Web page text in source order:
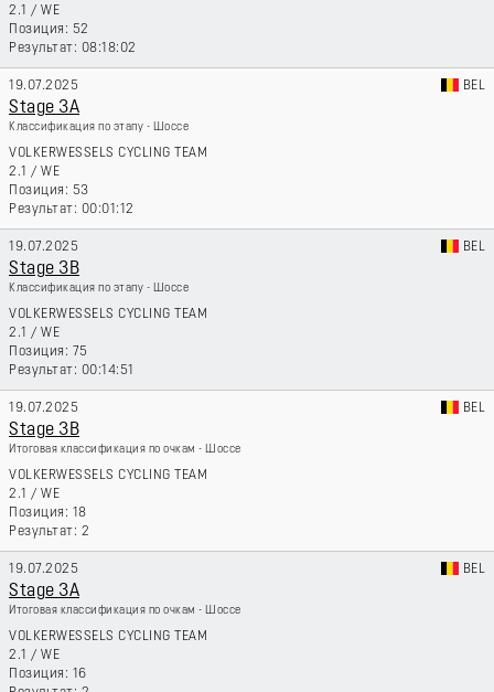
2.1 / WE
52
08:18:02
19.07.2025 BEL
Stage 3A
Классификация по этапу - Шоссе
VOLKERWESSELS CYCLING TEAM
2.1 / WE
53
00:01:12
19.07.2025 BEL
Stage 3B
Классификация по этапу - Шоссе
VOLKERWESSELS CYCLING TEAM
2.1 / WE
75
00:14:51
19.07.2025 BEL
Stage 3B
Итоговая классификация по очкам - Шоссе
VOLKERWESSELS CYCLING TEAM
2.1 / WE
18
2
19.07.2025 BEL
Stage 3A
Итоговая классификация по очкам - Шоссе
VOLKERWESSELS CYCLING TEAM
2.1 / WE
16